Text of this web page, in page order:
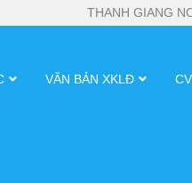
THANH GIANG
VĂN BẢN XKLĐ